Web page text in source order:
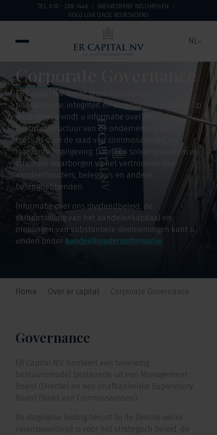
TEL: 010 - 288 1446
NIEUWSBRIEF INSCHRIJVEN
VOLG LIVE ONZE BEURSKOERS
NL
Corporate Governance
ER Capital N.V. hecht grote waarde aan
transparantie, integriteit en verantwoord bestuur. Op
deze pagina vindt u informatie over de
bestuursstructuur van de onderneming, het
toezicht door de raad van commissarissen, en
relevante regelgeving. Door een solide governance-
structuur waarborgen wij het vertrouwen van
aandeelhouders, beleggers en andere
belanghebbenden.
Informatie over ons dividendbeleid, de
samenstelling van het aandelenkapitaal en
meldingen van substantiële deelnemingen kunt u
vinden onder Aandeelhoudersinformatie.
Home Over er capital Corporate Governance
Governance
ER Capital N.V. hanteert een tweeledig
bestuursmodel bestaande uit een Management
Board (Directie) en een onafhankelijke Supervisory
Board (Raad van Commissarissen).
De dagelijkse leiding berust bij de Directie welke
verantwoordelijk is voor het strategisch beleid, de